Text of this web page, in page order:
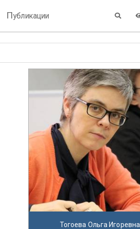
Публикации
Тогоева Ольга Игоревна